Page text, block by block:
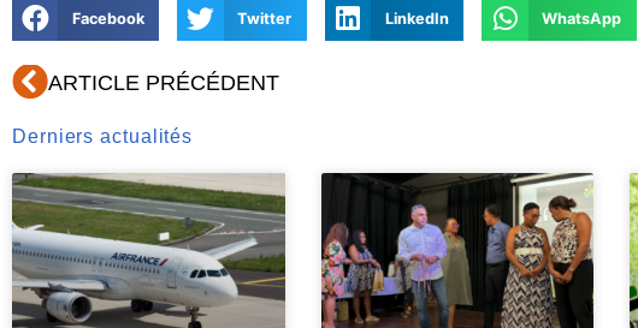
Facebook Twitter LinkedIn WhatsApp
Précédent
ARTICLE PRÉCÉDENT
Derniers actualités